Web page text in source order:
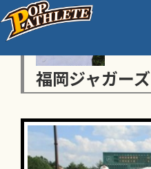
福岡ジャガーズ